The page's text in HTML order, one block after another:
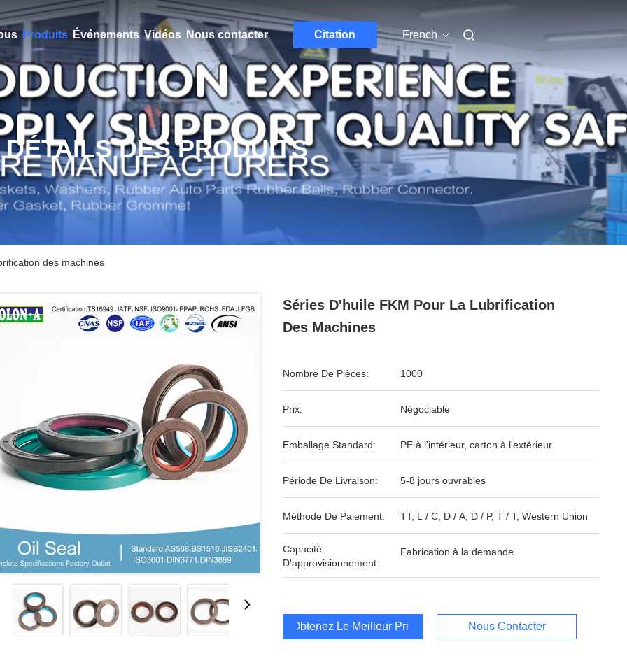
Produits Événements Vidéos Nous contacter Citation French
DÉTAILS DES PRODUITS
des machines
Séries D'huile FKM Pour La Lubrification
Des Machines
Nombre De Pièces: 1000
Prix: Négociable
Emballage Standard: PE à l'intérieur, carton à l'extérieur
Période De Livraison: 5-8 jours ouvrables
Méthode De Paiement: TT, L / C, D / A, D / P, T / T, Western Union
Capacité
D'approvisionnement:
Fabrication à la demande
Obtenez Le Meilleur Prix Nous Contacter